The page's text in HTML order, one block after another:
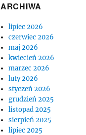
ARCHIWA
lipiec 2026
czerwiec 2026
maj 2026
kwiecień 2026
marzec 2026
luty 2026
styczeń 2026
grudzień 2025
listopad 2025
sierpień 2025
lipiec 2025